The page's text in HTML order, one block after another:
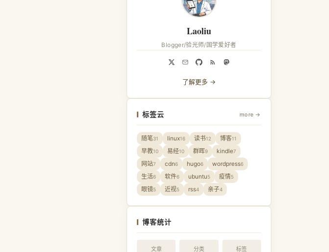
Laoliu
Blogger/验光师/国学爱好者
了解更多 →
标签云 more →
随笔31 linux16 读书12 博客11
早教10 易经10 群晖9 kindle7
网站7 cdn6 hugo6 wordpress6
生活6 软件6 ubuntu5 疫情5
眼镜5 近视5 rss4 亲子4
博客统计
文章 分类 标签